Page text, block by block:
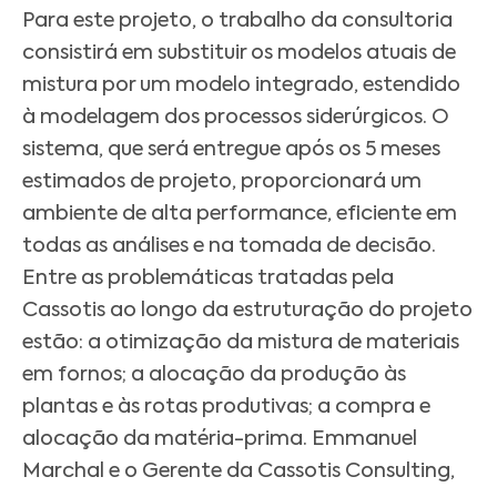
Para este projeto, o trabalho da consultoria
consistirá em substituir os modelos atuais de
mistura por um modelo integrado, estendido
à modelagem dos processos siderúrgicos. O
sistema, que será entregue após os 5 meses
estimados de projeto, proporcionará um
ambiente de alta performance, eficiente em
todas as análises e na tomada de decisão.
Entre as problemáticas tratadas pela
Cassotis ao longo da estruturação do projeto
estão: a otimização da mistura de materiais
em fornos; a alocação da produção às
plantas e às rotas produtivas; a compra e
alocação da matéria-prima. Emmanuel
Marchal e o Gerente da Cassotis Consulting,